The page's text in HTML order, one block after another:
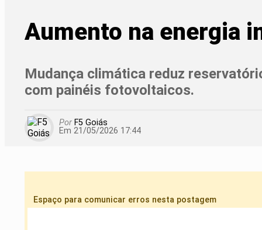
Aumento na energia
Mudança climática reduz
com painéis fotovoltaicos.
Por F5 Goiás
Em 21/05/2026 17:44
Espaço para comunicar erros nesta postagem